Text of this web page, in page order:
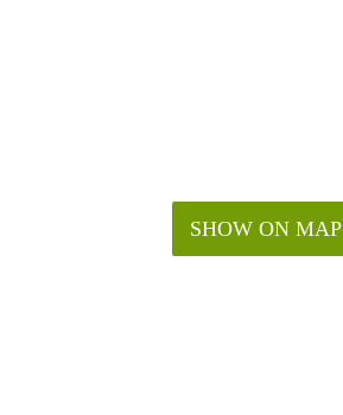
SHOW ON MAP